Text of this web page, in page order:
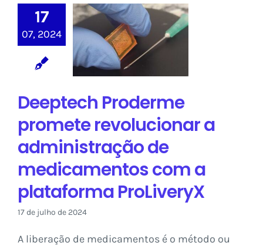
17
07, 2024
promete
revolucionar a
administração
de
medicamentos
plataforma
ProLiveryX
Deeptech Proderme
promete revolucionar a
administração de
medicamentos com a
plataforma ProLiveryX
17 de julho de 2024
A liberação de medicamentos é o método ou